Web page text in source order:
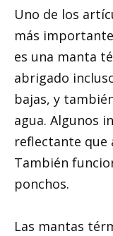
Uno de los
más
es una manta
abrigado
bajas, y
agua. Algunos
reflectante que
También
ponchos.
Las mantas